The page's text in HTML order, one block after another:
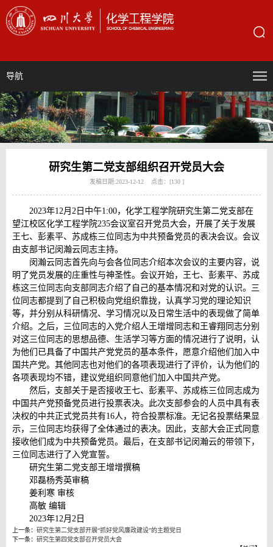
导航
研究生第二党支部组织召开党员大会
发稿日期:2023-12-12 点击：[130 ]
2023年12月2日中午1:00，化学工程学院研究生第二党支部在
望江校区化学工程学院235会议室召开党员大会，开展了关于发展
王七、彭素平、苏成栋三位同志为中共预备党员的表决会议。会议
由支部书记闵瀚云同志主持。
闵瀚云同志首先向与会各位同志介绍本次会议的主要内容，说
明了党员发展的庄重性与神圣性。会议开始，王七、彭素平、苏成
栋这三位同志向支部同志介绍了自己的基本情况和对党的认识。三
位同志都提到了自己积极向党组织靠拢，认真学习党的理论知识
等，并分别从科研情况、学习情况以及日常生活中的表现做了简单
介绍。之后，三位同志的入党介绍人王增增同志和王睿翔同志分别
对这三位同志的思想品德、生活学习等方面的情况进行了说明，认
为他们已具备了中国共产党党员的基本条件，愿意介绍他们加入中
国共产党。其他同志也对他们的各项表现进行了评价，认为他们的
各项表现均不错，建议党组织同意他们加入中国共产党。
然后，支部关于是否接收王七、彭素平、苏成栋三位同志成为
中国共产党预备党员进行投票表决。此次支部参会的人员中具有表
决权的中共正式党员共有16人，符合投票标准。无记名投票结果显
示，三位同志均获得了全体通过的表决。因此，支部大会正式同意
接收他们成为中共预备党员。最后，在支部书记闵瀚云的带领下，
三位同志进行了入党宣誓。
研究生第二党支部王增增撰稿
邓磊杨秀英审稿
姜利寒 审核
高敏 编辑
2023年12月2日
上一条： 研究生第二党支部开展“抓好党风廉政建设”的主题党日
下一条： 研究生第四党支部召开党员大会